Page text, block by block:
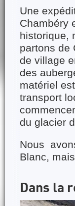
Une
Chambéry
historique,
partons de
de village
des
matériel
transport
du glacier
Nous
Blanc,
Dans la